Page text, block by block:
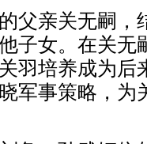
亲关无嗣，
子女。在关无
羽培养成为后
军事策略，为